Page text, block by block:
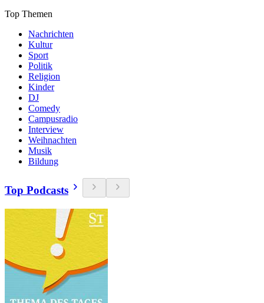
Top Themen
Nachrichten
Kultur
Sport
Politik
Religion
Kinder
DJ
Comedy
Campusradio
Interview
Weihnachten
Musik
Bildung
Top Podcasts